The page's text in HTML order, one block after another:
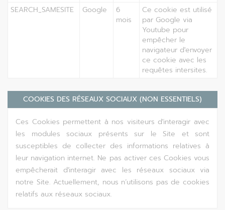
SEARCH_SAMESITE
Google
6
mois
Ce cookie est utilisé
par Google via
Youtube pour
empêcher le
navigateur d'envoyer
ce cookie avec les
requêtes intersites.
COOKIES DES RÉSEAUX SOCIAUX (NON ESSENTIELS)
Ces Cookies permettent à nos visiteurs d'interagir avec
les modules sociaux présents sur le Site et sont
susceptibles de collecter des informations relatives à
leur navigation internet. Ne pas activer ces Cookies vous
empêcherait d'interagir avec les réseaux sociaux via
notre Site. Actuellement, nous n’utilisons pas de cookies
relatifs aux réseaux sociaux.